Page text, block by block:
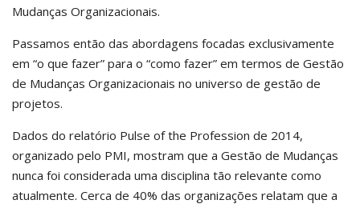
Mudanças Organizacionais.
Passamos então das abordagens focadas exclusivamente
em “o que fazer” para o “como fazer” em termos de Gestão
de Mudanças Organizacionais no universo de gestão de
projetos.
Dados do relatório Pulse of the Profession de 2014,
organizado pelo PMI, mostram que a Gestão de Mudanças
nunca foi considerada uma disciplina tão relevante como
atualmente. Cerca de 40% das organizações relatam que a